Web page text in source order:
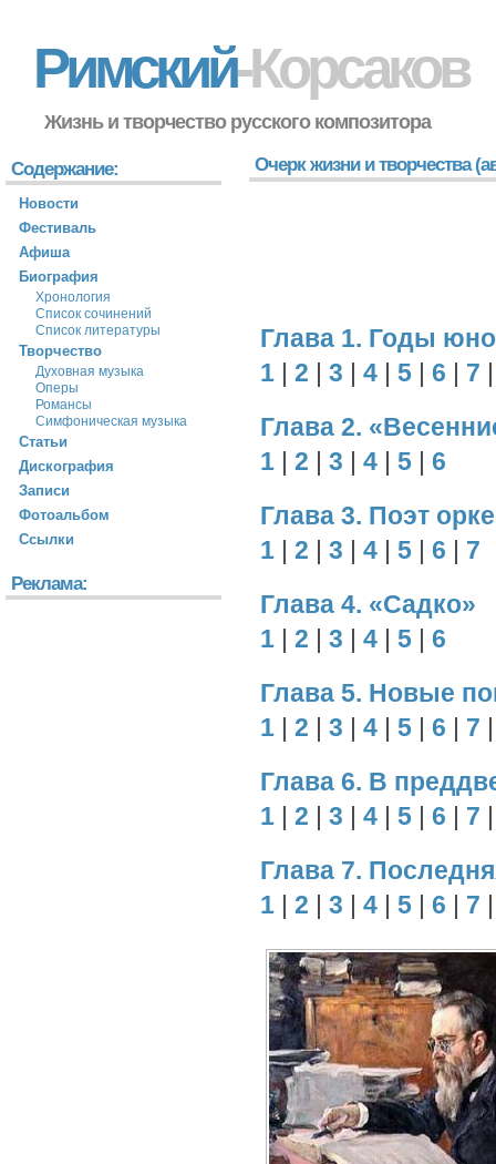
Римский-Корсаков
Жизнь и творчество русского композитора
Очерк жизни и творчества
Глава 1. Годы
1 | 2 | 3 | 4 | 5 | 6 | 7
Глава 2.
1 | 2 | 3 | 4 | 5 | 6
Глава 3. Поэт
1 | 2 | 3 | 4 | 5 | 6 | 7
Глава 4. «Садко»
1 | 2 | 3 | 4 | 5 | 6
Глава 5. Новые
1 | 2 | 3 | 4 | 5 | 6 | 7
Глава 6. В
1 | 2 | 3 | 4 | 5 | 6 | 7
Глава 7.
1 | 2 | 3 | 4 | 5 | 6 | 7
Содержание:
Новости
Фестиваль
Афиша
Биография
Хронология
Список сочинений
Список литературы
Творчество
Духовная музыка
Оперы
Романсы
Симфоническая музыка
Статьи
Дискография
Записи
Фотоальбом
Ссылки
Реклама: